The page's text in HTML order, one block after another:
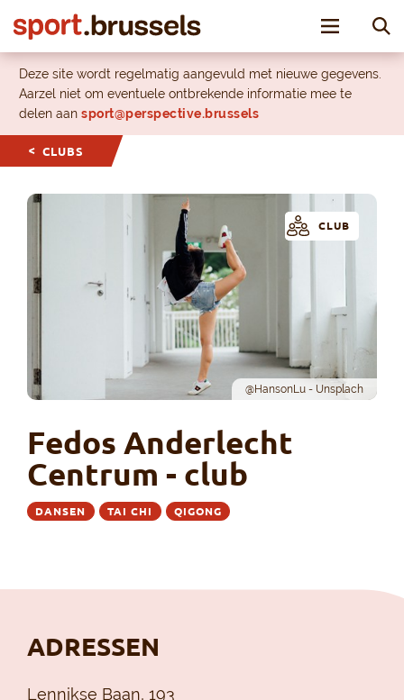
Toggle
Deze site wordt regelmatig aangevuld met nieuwe gegevens.
Aarzel niet om eventuele ontbrekende informatie mee te
delen aan sport@perspective.brussels
CLUBS
@HansonLu - Unsplach
CLUB
Fedos Anderlecht
Centrum - club
DANSEN TAI CHI QIGONG
ADRESSEN
Lennikse Baan, 193